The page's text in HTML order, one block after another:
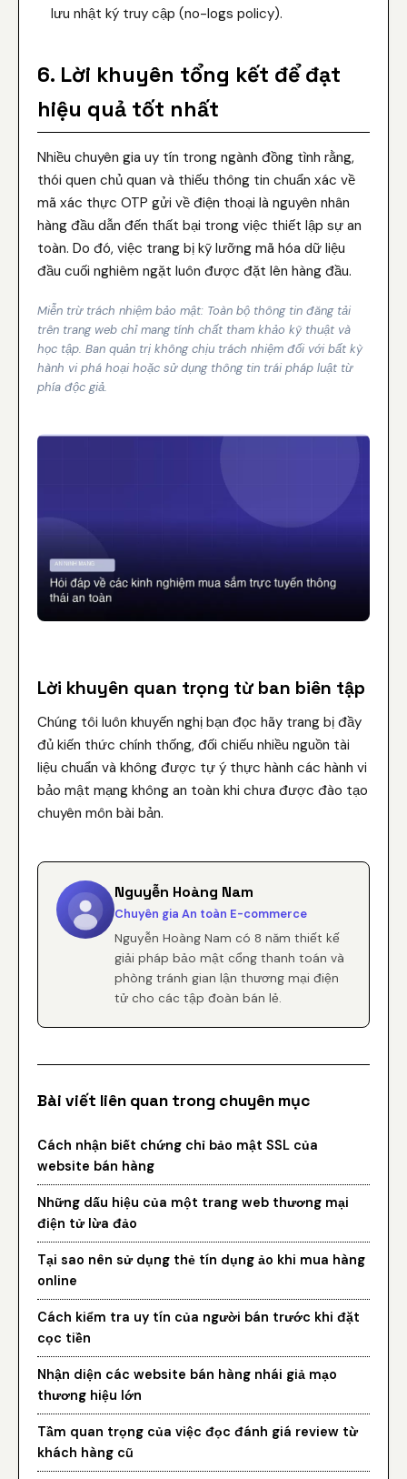
lưu nhật ký truy cập (no-logs policy).
6. Lời khuyên tổng kết để đạt
hiệu quả tốt nhất
Nhiều chuyên gia uy tín trong ngành đồng tình rằng,
thói quen chủ quan và thiếu thông tin chuẩn xác về
mã xác thực OTP gửi về điện thoại là nguyên nhân
hàng đầu dẫn đến thất bại trong việc thiết lập sự an
toàn. Do đó, việc trang bị kỹ lưỡng mã hóa dữ liệu
đầu cuối nghiêm ngặt luôn được đặt lên hàng đầu.
Miễn trừ trách nhiệm bảo mật: Toàn bộ thông tin đăng tải
trên trang web chỉ mang tính chất tham khảo kỹ thuật và
học tập. Ban quản trị không chịu trách nhiệm đối với bất kỳ
hành vi phá hoại hoặc sử dụng thông tin trái pháp luật từ
phía độc giả.
Lời khuyên quan trọng từ ban biên tập
Chúng tôi luôn khuyến nghị bạn đọc hãy trang bị đầy
đủ kiến thức chính thống, đối chiếu nhiều nguồn tài
liệu chuẩn và không được tự ý thực hành các hành vi
bảo mật mạng không an toàn khi chưa được đào tạo
chuyên môn bài bản.
Nguyễn Hoàng Nam
Chuyên gia An toàn E-commerce
Nguyễn Hoàng Nam có 8 năm thiết kế
giải pháp bảo mật cổng thanh toán và
phòng tránh gian lận thương mại điện
tử cho các tập đoàn bán lẻ.
Bài viết liên quan trong chuyên mục
Cách nhận biết chứng chỉ bảo mật SSL của
website bán hàng
Những dấu hiệu của một trang web thương mại
điện tử lừa đảo
Tại sao nên sử dụng thẻ tín dụng ảo khi mua hàng
online
Cách kiểm tra uy tín của người bán trước khi đặt
cọc tiền
Nhận diện các website bán hàng nhái giả mạo
thương hiệu lớn
Tầm quan trọng của việc đọc đánh giá review từ
khách hàng cũ